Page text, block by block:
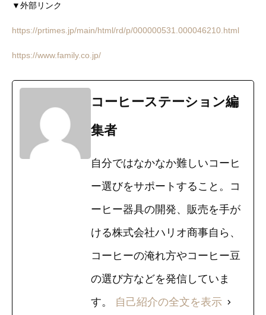
▼外部リンク
https://prtimes.jp/main/html/rd/p/000000531.000046210.html
https://www.family.co.jp/
コーヒーステーション編
集者
自分ではなかなか難しいコーヒ
ー選びをサポートすること。コ
ーヒー器具の開発、販売を手が
ける株式会社ハリオ商事自ら、
コーヒーの淹れ方やコーヒー豆
の選び方などを発信していま
す。 自己紹介の全文を表示